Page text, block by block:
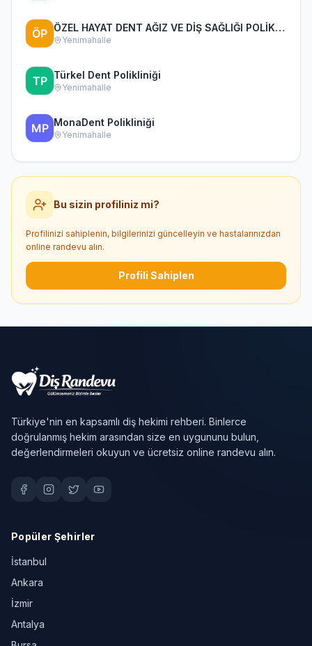
ÖZEL HAYAT DENT AĞIZ VE DİŞ SAĞLIĞI POLİKLİNİĞİ
Yenimahalle
Türkel Dent Polikliniği
Yenimahalle
MonaDent Polikliniği
Yenimahalle
Bu sizin profiliniz mi?
Profilinizi sahiplenin, bilgilerinizi güncelleyin ve hastalarınızdan
online randevu alın.
Profili Sahiplen
Türkiye'nin en kapsamlı diş hekimi rehberi. Binlerce
doğrulanmış hekim arasından size en uygununu bulun,
değerlendirmeleri okuyun ve ücretsiz online randevu alın.
Popüler Şehirler
İstanbul
Ankara
İzmir
Antalya